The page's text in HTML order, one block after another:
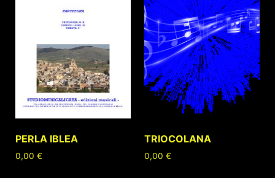
PERLA IBLEA
0,00€
TRIOCOLANA
0,00€